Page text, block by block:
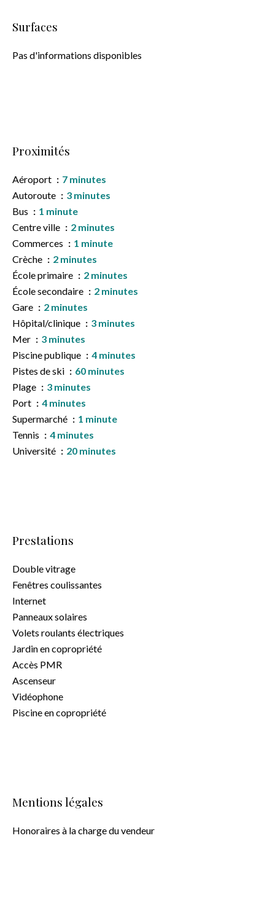
Surfaces
Pas d'informations disponibles
Proximités
Aéroport
7 minutes
Autoroute
3 minutes
Bus
1 minute
Centre ville
2 minutes
Commerces
1 minute
Crèche
2 minutes
École primaire
2 minutes
École secondaire
2 minutes
Gare
2 minutes
Hôpital/clinique
3 minutes
Mer
3 minutes
Piscine publique
4 minutes
Pistes de ski
60 minutes
Plage
3 minutes
Port
4 minutes
Supermarché
1 minute
Tennis
4 minutes
Université
20 minutes
Prestations
Double vitrage
Fenêtres coulissantes
Internet
Panneaux solaires
Volets roulants électriques
Jardin en copropriété
Accès PMR
Ascenseur
Vidéophone
Piscine en copropriété
Mentions légales
Honoraires à la charge du vendeur